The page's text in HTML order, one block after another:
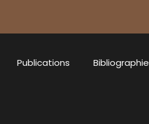
Publications Bibliographie